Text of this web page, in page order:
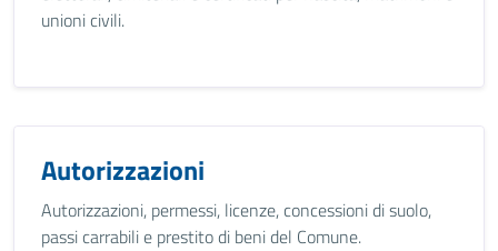
unioni civili.
Autorizzazioni
Autorizzazioni, permessi, licenze, concessioni di suolo,
passi carrabili e prestito di beni del Comune.